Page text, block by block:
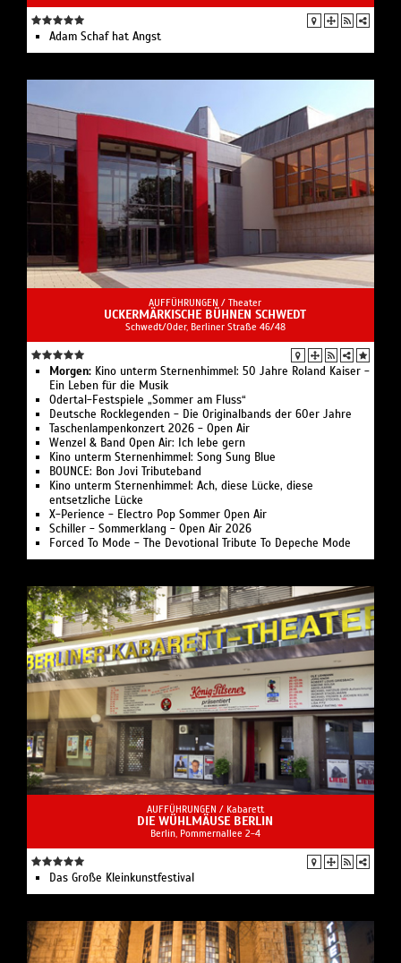
Adam Schaf hat Angst
AUFFÜHRUNGEN / Theater
UCKERMÄRKISCHE BÜHNEN SCHWEDT
Schwedt/Oder, Berliner Straße 46/48
Morgen: Kino unterm Sternenhimmel: 50 Jahre Roland Kaiser -
Ein Leben für die Musik
Odertal-Festspiele „Sommer am Fluss“
Deutsche Rocklegenden - Die Originalbands der 60er Jahre
Taschenlampenkonzert 2026 - Open Air
Wenzel & Band Open Air: Ich lebe gern
Kino unterm Sternenhimmel: Song Sung Blue
BOUNCE: Bon Jovi Tributeband
Kino unterm Sternenhimmel: Ach, diese Lücke, diese
entsetzliche Lücke
X-Perience - Electro Pop Sommer Open Air
Schiller - Sommerklang - Open Air 2026
Forced To Mode - The Devotional Tribute To Depeche Mode
AUFFÜHRUNGEN / Kabarett
DIE WÜHLMÄUSE BERLIN
Berlin, Pommernallee 2-4
Das Große Kleinkunstfestival